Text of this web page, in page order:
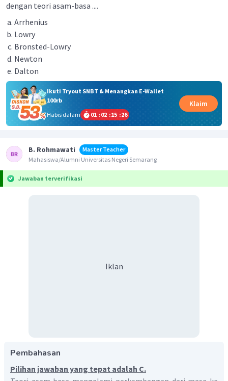
dengan teori asam-basa ....
Arrhenius
Lowry
Bronsted-Lowry
Newton
Dalton
Ikuti Tryout SNBT & Menangkan E-Wallet
100rb
Habis dalam
01 :02 :15 :26
Klaim
B. Rohmawati
Master Teacher
Mahasiswa/Alumni Universitas Negeri Semarang
Jawaban terverifikasi
Iklan
Pembahasan
Pilihan jawaban yang tepat adalah C.